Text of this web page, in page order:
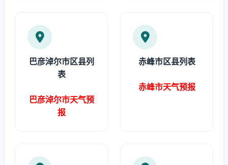
巴彦淖尔市区县列
表
巴彦淖尔市天气预
报
赤峰市区县列表
赤峰市天气预报